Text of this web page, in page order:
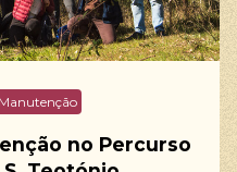
no Percurso